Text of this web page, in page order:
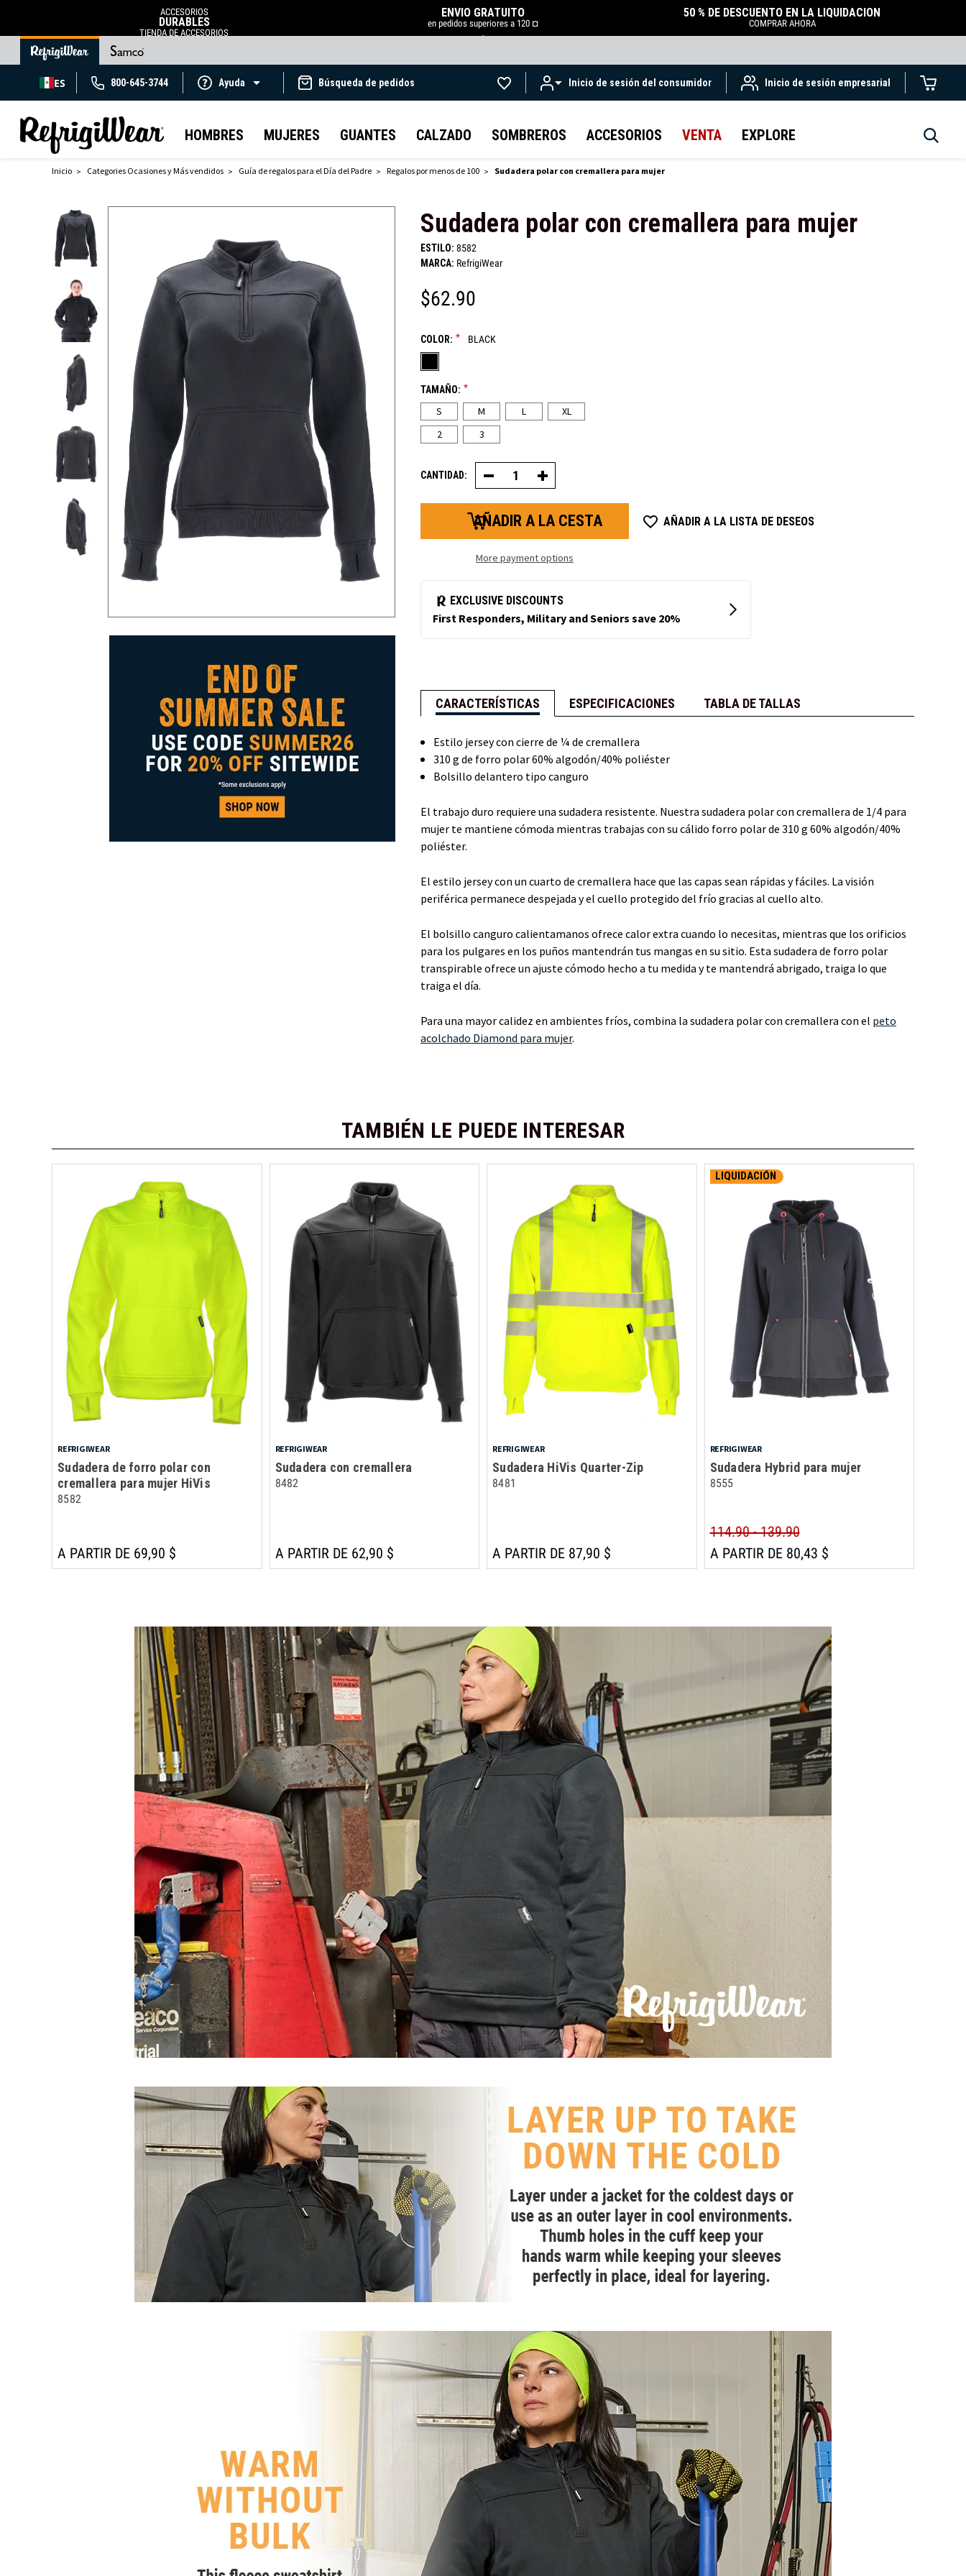
ACCESORIOS
DURABLES
TIENDA DE ACCESORIOS
ENVÍO GRATUITO
en pedidos superiores a 120 ¤
.
50 % DE DESCUENTO EN LA LIQUIDACIÓN
COMPRAR AHORA
ES 800-645-3744 Ayuda Búsqueda de pedidos Inicio de sesión del consumidor Inicio de sesión empresarial
HOMBRES MUJERES GUANTES CALZADO SOMBREROS ACCESORIOS VENTA EXPLORE
Inicio Categories Ocasiones y Más vendidos Guía de regalos para el Día del Padre Regalos por menos de 100 Sudadera polar con cremallera para mujer
Sudadera polar con cremallera para mujer
ESTILO: 8582
MARCA: RefrigiWear
$62.90
COLOR: * BLACK
TAMAÑO: *
S M L
XL
2
3
CANTIDAD: Disminuir
la
cantidad
de
sudadera
con
para
Aumentar
la
cantidad
Sudadera
con
de
More payment options
AÑADIR A LA LISTA DE DESEOS
CARACTERÍSTICAS ESPECIFICACIONES TABLA DE TALLAS
Estilo jersey con cierre de ¼ de cremallera
310 g de forro polar 60% algodón/40% poliéster
Bolsillo delantero tipo canguro
El trabajo duro requiere una sudadera resistente. Nuestra sudadera polar con cremallera de 1/4 para
mujer te mantiene cómoda mientras trabajas con su cálido forro polar de 310 g 60% algodón/40%
poliéster.
El estilo jersey con un cuarto de cremallera hace que las capas sean rápidas y fáciles. La visión
periférica permanece despejada y el cuello protegido del frío gracias al cuello alto.
El bolsillo canguro calientamanos ofrece calor extra cuando lo necesitas, mientras que los orificios
para los pulgares en los puños mantendrán tus mangas en su sitio. Esta sudadera de forro polar
transpirable ofrece un ajuste cómodo hecho a tu medida y te mantendrá abrigado, traiga lo que
traiga el día.
Para una mayor calidez en ambientes fríos, combina la sudadera polar con cremallera con el peto
acolchado Diamond para mujer.
TAMBIÉN LE PUEDE INTERESAR
REFRIGIWEAR
Sudadera de forro polar con
cremallera para mujer HiVis
8582
A PARTIR DE 69,90 $
REFRIGIWEAR
Sudadera con cremallera
8482
A PARTIR DE 62,90 $
REFRIGIWEAR
Sudadera HiVis Quarter-Zip
8481
A PARTIR DE 87,90 $
LIQUIDACIÓN
REFRIGIWEAR
Sudadera Hybrid para mujer
8555
114.90 - 139.90
A PARTIR DE 80,43 $